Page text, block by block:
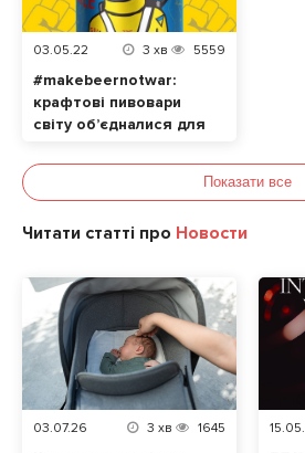
03.05.22 3 хв 5559
#makebeernotwar:
крафтові пивовари
світу об’єдналися для
Показати все
Читати статті про Новости
03.07.26 3 хв 1645